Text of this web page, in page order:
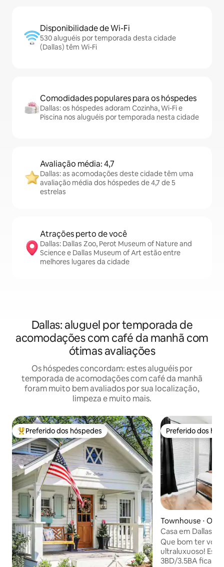
Disponibilidade de Wi-Fi
530 aluguéis por temporada desta cidade
(Dallas) têm Wi-Fi
Comodidades populares para os hóspedes
Dallas: os hóspedes adoram Cozinha, Wi-Fi e
Piscina nos aluguéis por temporada nesta cidade
Avaliação média: 4,7
Dallas: as acomodações deste cidade têm uma
avaliação média dos hóspedes de 4,7 de 5
estrelas
Atrações perto de você
Dallas: Dallas Zoo, Perot Museum of Nature and
Science e Dallas Museum of Art estão entre
melhores lugares da cidade
Dallas: aluguel por temporada de
acomodações com café da manhã com
ótimas avaliações
Os hóspedes concordam: estes aluguéis por
temporada de acomodações com café da manhã
foram muito bem avaliados por sua localização,
limpeza e muito mais.
Entre os melhores preferidos dos hóspedes
Preferido dos hóspedes Preferido dos
Preferido dos
Townhouse ⋅ Oak
Casa em Dallas
- DT + jogos +
Que bom ter
ultraluxuoso! Esta nova casa de
3BD/3.5BA fica a